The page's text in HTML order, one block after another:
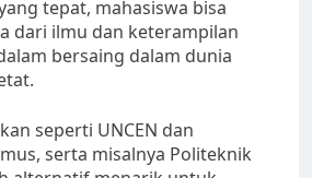
tepat, mahasiswa bisa
dari ilmu dan keterampilan
bersaing dalam dunia
seperti UNCEN dan
serta misalnya Politeknik